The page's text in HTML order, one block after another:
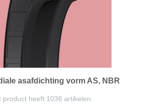
asafdichting vorm AS, NBR
product heeft 1036 artikelen.